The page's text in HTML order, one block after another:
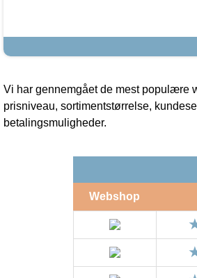
Vi har gennemgået de mest populære
prisniveau, sortimentstørrelse,
betalingsmuligheder.
Webshop